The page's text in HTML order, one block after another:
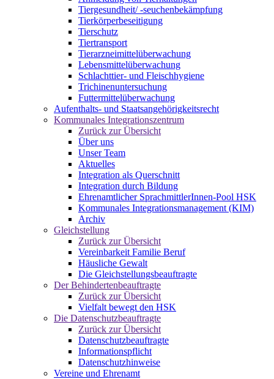
Tiergesundheit/ -seuchenbekämpfung
Tierkörperbeseitigung
Tierschutz
Tiertransport
Tierarzneimittelüberwachung
Lebensmittelüberwachung
Schlachttier- und Fleischhygiene
Trichinenuntersuchung
Futtermittelüberwachung
Aufenthalts- und Staatsangehörigkeitsrecht
Kommunales Integrationszentrum
Zurück zur Übersicht
Über uns
Unser Team
Aktuelles
Integration als Querschnitt
Integration durch Bildung
Ehrenamtlicher SprachmittlerInnen-Pool HSK
Kommunales Integrationsmanagement (KIM)
Archiv
Gleichstellung
Zurück zur Übersicht
Vereinbarkeit Familie Beruf
Häusliche Gewalt
Die Gleichstellungsbeauftragte
Der Behindertenbeauftragte
Zurück zur Übersicht
Vielfalt bewegt den HSK
Die Datenschutzbeauftragte
Zurück zur Übersicht
Datenschutzbeauftragte
Informationspflicht
Datenschutzhinweise
Vereine und Ehrenamt